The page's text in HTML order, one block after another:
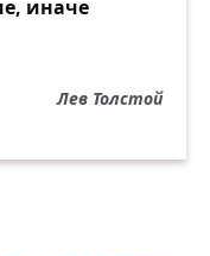
иначе
Лев Толстой